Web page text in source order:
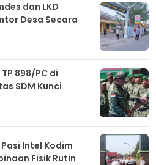
dan LKD
Desa Secara
898/PC di
SDM Kunci
Intel Kodim
Fisik Rutin